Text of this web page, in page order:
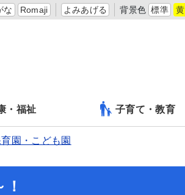
な Romaji よみあげる 背景色 標準 黄
・福祉 子育て・教育
園・こども園